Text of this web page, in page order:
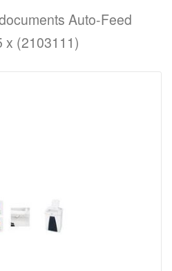
Auto-Feed
x (2103111)